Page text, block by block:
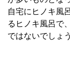
自宅にヒノキ風
るヒノキ風呂で
ではないでしょ